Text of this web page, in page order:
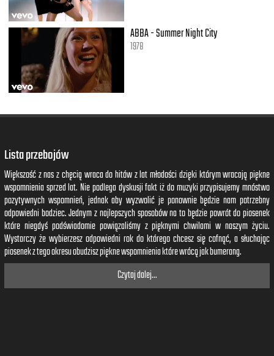
ABBA - Summer Night City
1978
Lista przebojów
Większość z nas z chęcią wraca do hitów z lat młodości dzięki którym wracają piękne
wspomnienia sprzed lat. Nie podlega dyskusji fakt iż do muzyki przypisujemy mnóstwo
pozytywnych wspomnień, jednak aby wyzwolić je ponownie będzie nam potrzebny
odpowiedni bodziec. Jednym z najlepszych sposobów na to będzie powrót do piosenek
które niegdyś podświadomie powiązaliśmy z pięknymi chwilami w naszym życiu.
Wystarczy że wybierzesz odpowiedni rok do którego chcesz się cofnąć, a słuchając
piosenek z tego okresu obudzisz piękne wspomnienia które wrócą jak bumerang.
Czytaj dalej...